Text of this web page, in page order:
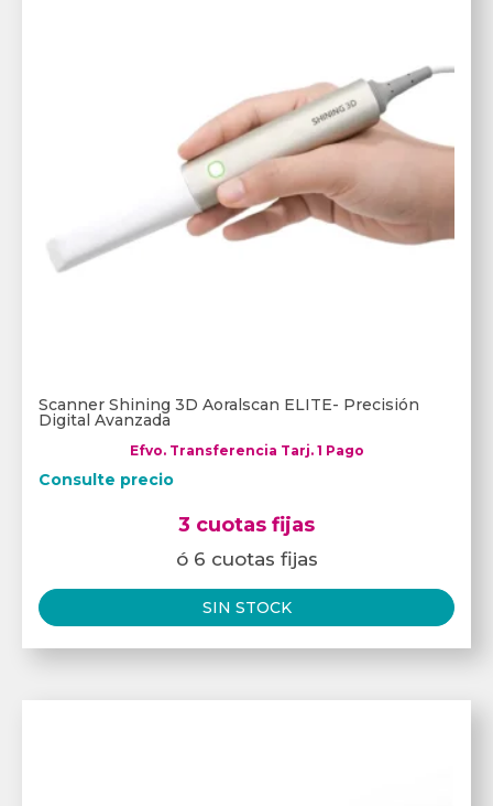
Scanner Shining 3D Aoralscan ELITE- Precisión
Digital Avanzada
Efvo. Transferencia Tarj. 1 Pago
Consulte precio
3 cuotas fijas
ó 6 cuotas fijas
SIN STOCK